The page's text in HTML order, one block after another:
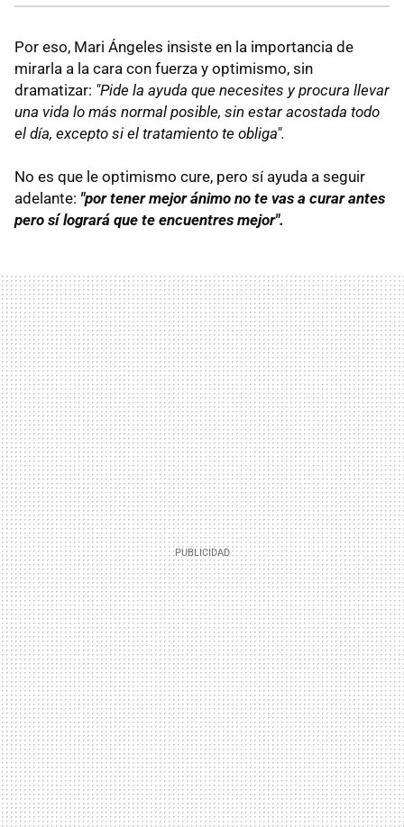
Por eso, Mari Ángeles insiste en la importancia de
mirarla a la cara con fuerza y optimismo, sin
dramatizar: "Pide la ayuda que necesites y procura llevar
una vida lo más normal posible, sin estar acostada todo
el día, excepto si el tratamiento te obliga".
No es que le optimismo cure, pero sí ayuda a seguir
adelante: "por tener mejor ánimo no te vas a curar antes
pero sí logrará que te encuentres mejor".